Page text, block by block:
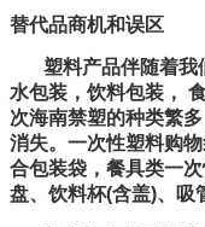
替代品商机和误区
塑料产品伴随着我
水包装，饮料包装，
次海南禁塑的种类繁
消失。一次性塑料购
合包装袋，餐具类一
盘、饮料杯(含盖)、吸